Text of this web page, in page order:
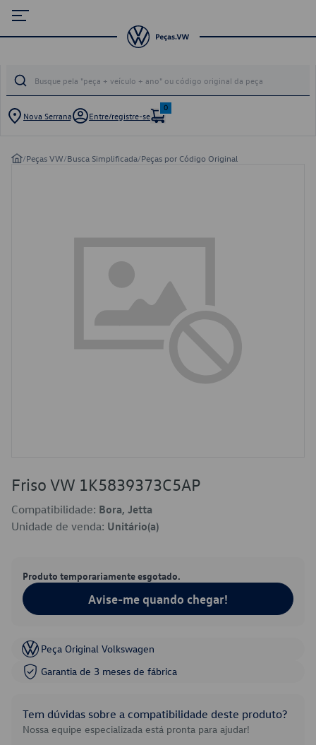
Nova Serrana Entre/registre-se
0
/Peças VW/Busca Simplificada/Peças por Código Original
Friso VW 1K5839373C5AP
Compatibilidade: Bora, Jetta
Unidade de venda: Unitário(a)
Produto temporariamente esgotado.
Avise-me quando chegar!
Peça Original Volkswagen
Garantia de 3 meses de fábrica
Tem dúvidas sobre a compatibilidade deste produto?
Nossa equipe especializada está pronta para ajudar!